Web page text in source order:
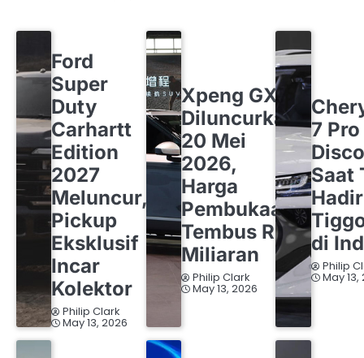
Ford
Super
Duty
Carhartt
Edition
2027
Meluncur,
Pickup
Eksklusif
Incar
Kolektor
Philip Clark
May 13, 2026
Xpeng GX
Diluncurkan
20 Mei
2026,
Harga
Pembukaan
Tembus Rp1
Miliaran
Philip Clark
May 13, 2026
7 Pro
Saat
di
Philip
May 13,